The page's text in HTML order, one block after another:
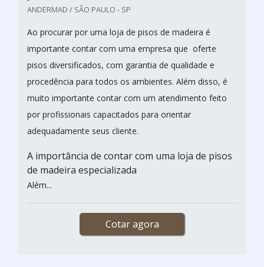
ANDERMAD / SÃO PAULO - SP
Ao procurar por uma loja de pisos de madeira é
importante contar com uma empresa que oferte
pisos diversificados, com garantia de qualidade e
procedência para todos os ambientes. Além disso, é
muito importante contar com um atendimento feito
por profissionais capacitados para orientar
adequadamente seus cliente.
A importância de contar com uma loja de pisos
de madeira especializada
Além...
Cotar agora